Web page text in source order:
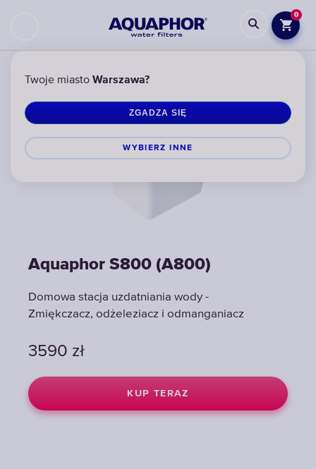
Twoje miasto Warszawa?
ZGADZA SIĘ
WYBIERZ INNЕ
0
Aquaphor S800 (A800)
Domowa stacja uzdatniania wody -
Zmiękczacz, odżeleziacz i odmanganiacz
3590 zł
KUP TERAZ
Aquaphor S800 (A800)
Domowa stacja uzdatniania wody -
Zmiękczacz, odżeleziacz i odmanganiacz
3590 zł
KUP TERAZ
Aquaphor S800 (A800)
Domowa stacja uzdatniania wody -
Zmiękczacz, odżeleziacz i odmanganiacz
3590 zł
KUP TERAZ